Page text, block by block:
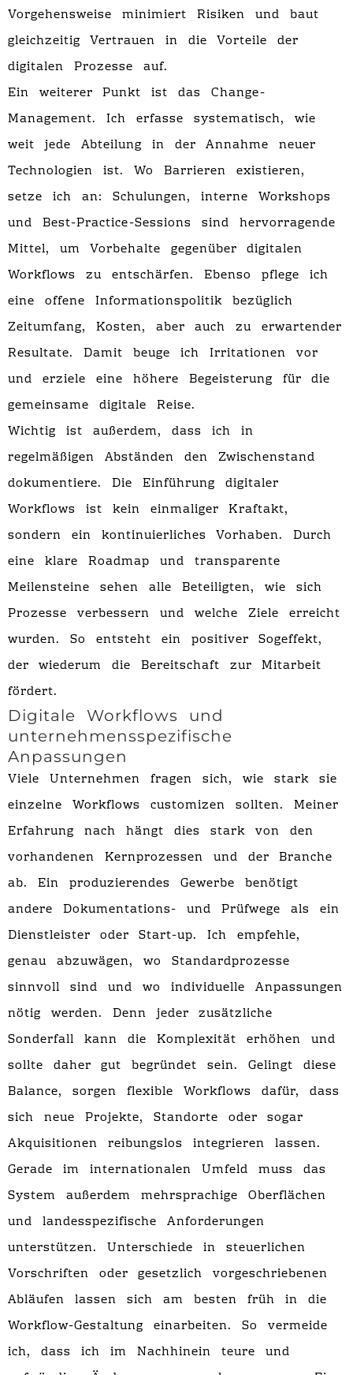
Vorgehensweise minimiert Risiken und baut
gleichzeitig Vertrauen in die Vorteile der
digitalen Prozesse auf.
Ein weiterer Punkt ist das Change-
Management. Ich erfasse systematisch, wie
weit jede Abteilung in der Annahme neuer
Technologien ist. Wo Barrieren existieren,
setze ich an: Schulungen, interne Workshops
und Best-Practice-Sessions sind hervorragende
Mittel, um Vorbehalte gegenüber digitalen
Workflows zu entschärfen. Ebenso pflege ich
eine offene Informationspolitik bezüglich
Zeitumfang, Kosten, aber auch zu erwartender
Resultate. Damit beuge ich Irritationen vor
und erziele eine höhere Begeisterung für die
gemeinsame digitale Reise.
Wichtig ist außerdem, dass ich in
regelmäßigen Abständen den Zwischenstand
dokumentiere. Die Einführung digitaler
Workflows ist kein einmaliger Kraftakt,
sondern ein kontinuierliches Vorhaben. Durch
eine klare Roadmap und transparente
Meilensteine sehen alle Beteiligten, wie sich
Prozesse verbessern und welche Ziele erreicht
wurden. So entsteht ein positiver Sogeffekt,
der wiederum die Bereitschaft zur Mitarbeit
fördert.
Digitale Workflows und
unternehmensspezifische
Anpassungen
Viele Unternehmen fragen sich, wie stark sie
einzelne Workflows customizen sollten. Meiner
Erfahrung nach hängt dies stark von den
vorhandenen Kernprozessen und der Branche
ab. Ein produzierendes Gewerbe benötigt
andere Dokumentations- und Prüfwege als ein
Dienstleister oder Start-up. Ich empfehle,
genau abzuwägen, wo Standardprozesse
sinnvoll sind und wo individuelle Anpassungen
nötig werden. Denn jeder zusätzliche
Sonderfall kann die Komplexität erhöhen und
sollte daher gut begründet sein. Gelingt diese
Balance, sorgen flexible Workflows dafür, dass
sich neue Projekte, Standorte oder sogar
Akquisitionen reibungslos integrieren lassen.
Gerade im internationalen Umfeld muss das
System außerdem mehrsprachige Oberflächen
und landesspezifische Anforderungen
unterstützen. Unterschiede in steuerlichen
Vorschriften oder gesetzlich vorgeschriebenen
Abläufen lassen sich am besten früh in die
Workflow-Gestaltung einarbeiten. So vermeide
ich, dass ich im Nachhinein teure und